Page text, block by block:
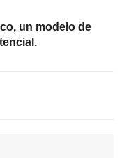
última de las